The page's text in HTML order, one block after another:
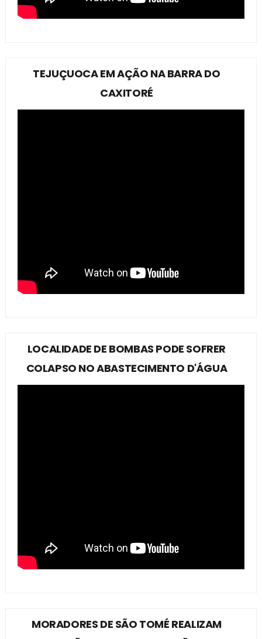
TEJUÇUOCA EM AÇÃO NA BARRA DO
CAXITORÉ
LOCALIDADE DE BOMBAS PODE SOFRER
COLAPSO NO ABASTECIMENTO D'ÁGUA
MORADORES DE SÃO TOMÉ REALIZAM